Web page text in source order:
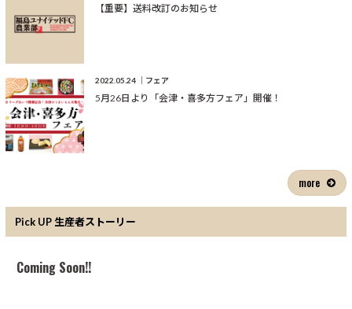
【重要】送料改訂のお知らせ
2022.05.24 フェア
5月26日より「会津・喜多方フェア」開催！
more
Pick UP 生産者ストーリー
Coming Soon!!